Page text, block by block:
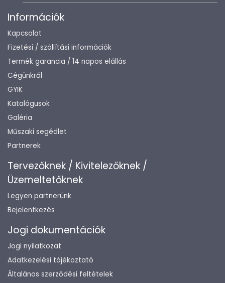
Információk
Kapcsolat
Fizetési / szállítási információk
Termék garancia / 14 napos elállás
Cégünkről
GYIK
Katalógusok
Galéria
Műszaki segédlet
Partnerek
Tervezőknek / Kivitelezőknek /
Üzemeltetőknek
Legyen partnerünk
Bejelentkezés
Jogi dokumentációk
Jogi nyilatkozat
Adatkezelési tájékoztató
Általános szerződési feltételek